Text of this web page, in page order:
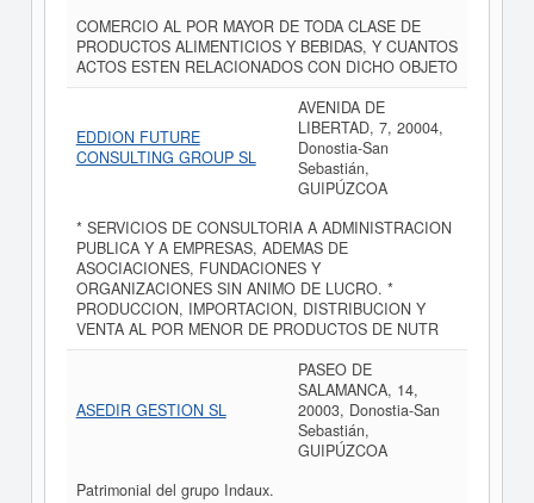
COMERCIO AL POR MAYOR DE TODA CLASE DE
PRODUCTOS ALIMENTICIOS Y BEBIDAS, Y CUANTOS
ACTOS ESTEN RELACIONADOS CON DICHO OBJETO
EDDION FUTURE
CONSULTING GROUP SL
AVENIDA DE
LIBERTAD, 7, 20004,
Donostia-San
Sebastián,
GUIPÚZCOA
* SERVICIOS DE CONSULTORIA A ADMINISTRACION
PUBLICA Y A EMPRESAS, ADEMAS DE
ASOCIACIONES, FUNDACIONES Y
ORGANIZACIONES SIN ANIMO DE LUCRO. *
PRODUCCION, IMPORTACION, DISTRIBUCION Y
VENTA AL POR MENOR DE PRODUCTOS DE NUTR
ASEDIR GESTION SL
PASEO DE
SALAMANCA, 14,
20003, Donostia-San
Sebastián,
GUIPÚZCOA
Patrimonial del grupo Indaux.